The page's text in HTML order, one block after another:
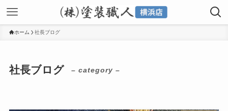
ホーム 社長ブログ
社長ブログ – category –